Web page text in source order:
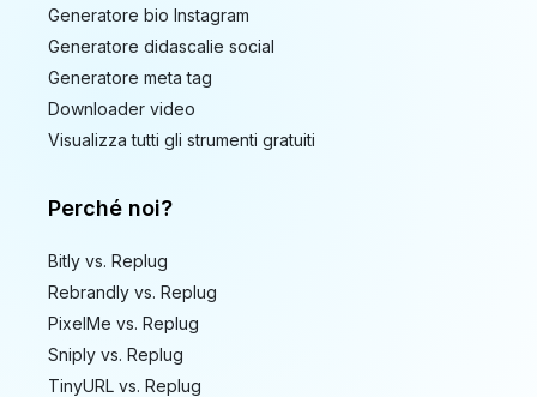
Generatore bio Instagram
Generatore didascalie social
Generatore meta tag
Downloader video
Visualizza tutti gli strumenti gratuiti
Perché noi?
Bitly vs. Replug
Rebrandly vs. Replug
PixelMe vs. Replug
Sniply vs. Replug
TinyURL vs. Replug